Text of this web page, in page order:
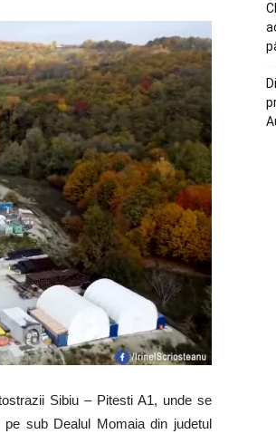
Sibiu – Pitesti A1, unde se
sub Dealul Momaia din judetul